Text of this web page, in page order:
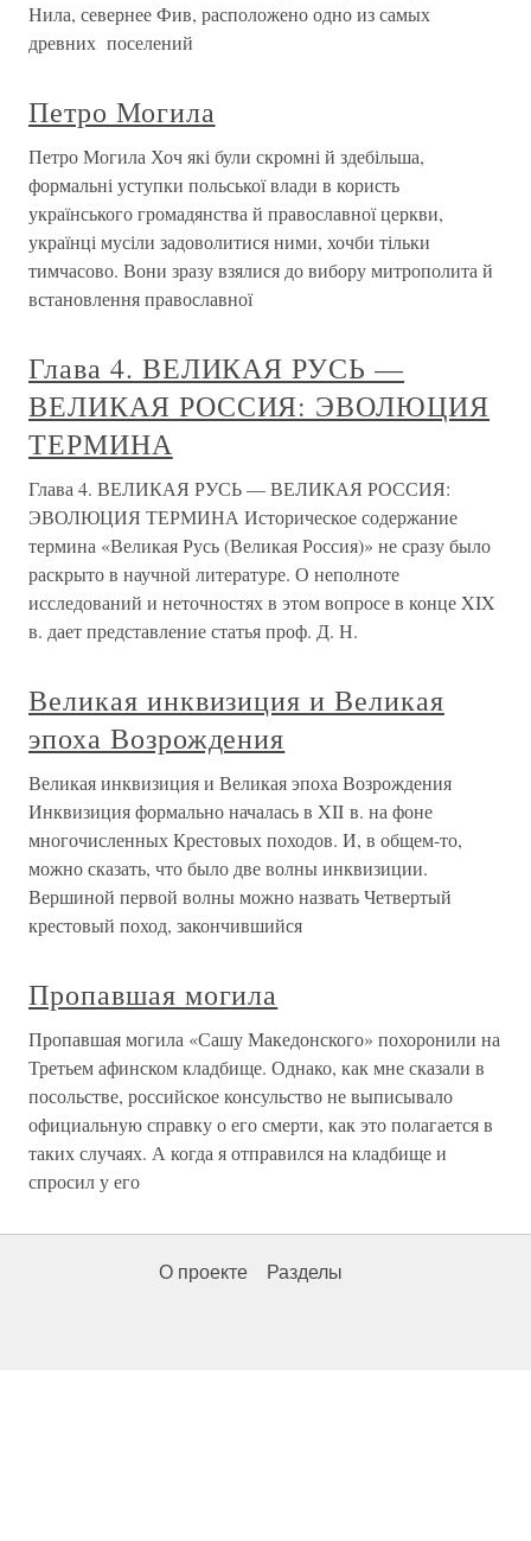
Нила, севернее Фив, расположено одно из самых
древних поселений
Петро Могила
Петро Могила Хоч які були скромні й здебільша,
формальні уступки польської влади в користь
українського громадянства й православної церкви,
українці мусіли задоволитися ними, хочби тільки
тимчасово. Вони зразу взялися до вибору митрополита й
встановлення православної
Глава 4. ВЕЛИКАЯ РУСЬ —
ВЕЛИКАЯ РОССИЯ: ЭВОЛЮЦИЯ
ТЕРМИНА
Глава 4. ВЕЛИКАЯ РУСЬ — ВЕЛИКАЯ РОССИЯ:
ЭВОЛЮЦИЯ ТЕРМИНА Историческое содержание
термина «Великая Русь (Великая Россия)» не сразу было
раскрыто в научной литературе. О неполноте
исследований и неточностях в этом вопросе в конце XIX
в. дает представление статья проф. Д. Н.
Великая инквизиция и Великая
эпоха Возрождения
Великая инквизиция и Великая эпоха Возрождения
Инквизиция формально началась в XII в. на фоне
многочисленных Крестовых походов. И, в общем-то,
можно сказать, что было две волны инквизиции.
Вершиной первой волны можно назвать Четвертый
крестовый поход, закончившийся
Пропавшая могила
Пропавшая могила «Сашу Македонского» похоронили на
Третьем афинском кладбище. Однако, как мне сказали в
посольстве, российское консульство не выписывало
официальную справку о его смерти, как это полагается в
таких случаях. А когда я отправился на кладбище и
спросил у его
О проекте Разделы